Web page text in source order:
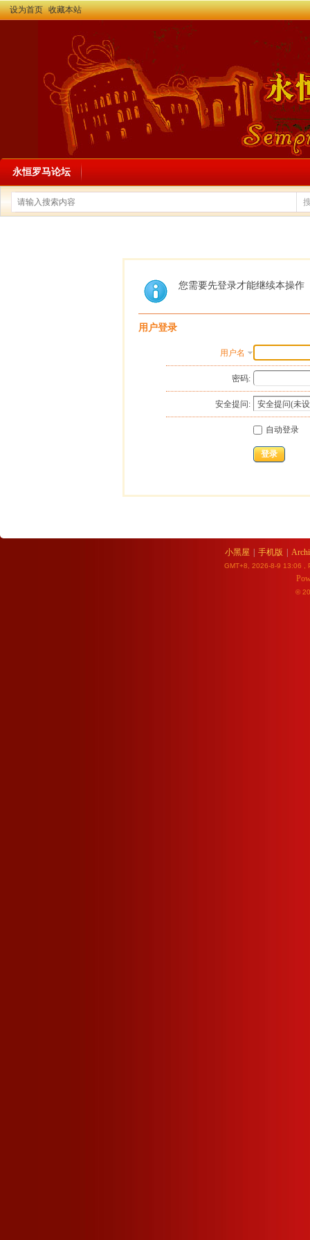
设为首页 收藏本站
永恒罗马论坛
您需要先登录才能继续本操作
用户登录
用户名
密码:
安全提问:
自动登录
登录
小黑屋 手机版
GMT+8, 2026-8-9 13:06 ,
©